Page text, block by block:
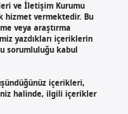
ve İletişim Kurumu
hizmet vermektedir. Bu
veya araştırma
yazdıkları içeriklerin
sorumluluğu kabul
içerikleri,
halinde, ilgili içerikler